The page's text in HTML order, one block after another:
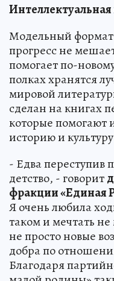
Интеллектуальная
Модельный формат
прогресс не
помогает по-
полках хранятся
мировой
сделан на книгах
которые помогают
историю и
- Едва переступив
детство, - говорит
фракции «Единая
Я очень любила
таком и мечтать
не просто новые
добра по
Благодаря